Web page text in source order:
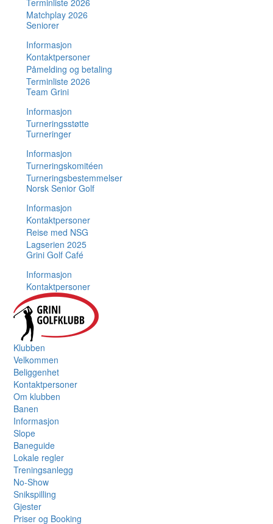
Terminliste 2026
Matchplay 2026
Seniorer
Informasjon
Kontaktpersoner
Påmelding og betaling
Terminliste 2026
Team Grini
Informasjon
Turneringsstøtte
Turneringer
Informasjon
Turneringskomitéen
Turneringsbestemmelser
Norsk Senior Golf
Informasjon
Kontaktpersoner
Reise med NSG
Lagserien 2025
Grini Golf Café
Informasjon
Kontaktpersoner
Klubben
Velkommen
Beliggenhet
Kontaktpersoner
Om klubben
Banen
Informasjon
Slope
Baneguide
Lokale regler
Treningsanlegg
No-Show
Snikspilling
Gjester
Priser og Booking